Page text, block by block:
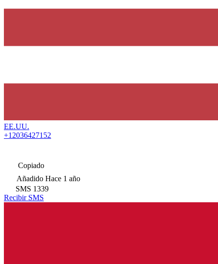
EE.UU.
+12036427152
Copiado
Añadido Hace 1 año
SMS 1339
Recibir SMS